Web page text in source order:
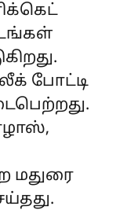
போட்டி
மதுரை